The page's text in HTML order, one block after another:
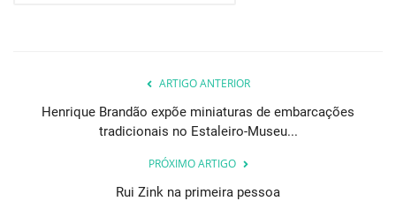
ARTIGO ANTERIOR
Henrique Brandão expõe miniaturas de embarcações
tradicionais no Estaleiro-Museu...
PRÓXIMO ARTIGO
Rui Zink na primeira pessoa